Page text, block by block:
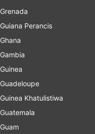
Grenada
Guiana Perancis
Ghana
Gambia
Guinea
Guadeloupe
Guinea Khatulistiwa
Guatemala
Guam